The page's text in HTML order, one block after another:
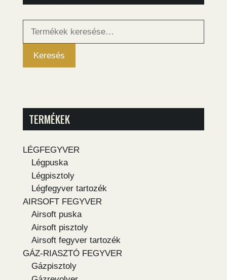
Keresés
Keresés
TERMÉKEK
LÉGFEGYVER
Légpuska
Légpisztoly
Légfegyver tartozék
AIRSOFT FEGYVER
Airsoft puska
Airsoft pisztoly
Airsoft fegyver tartozék
GÁZ-RIASZTÓ FEGYVER
Gázpisztoly